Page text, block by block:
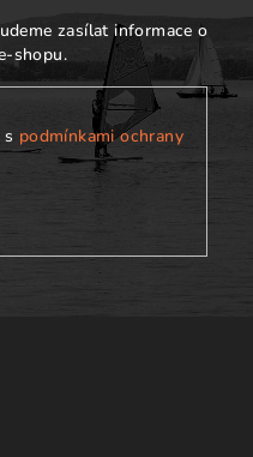
zasílat informace o
shopu.
podmínkami ochrany